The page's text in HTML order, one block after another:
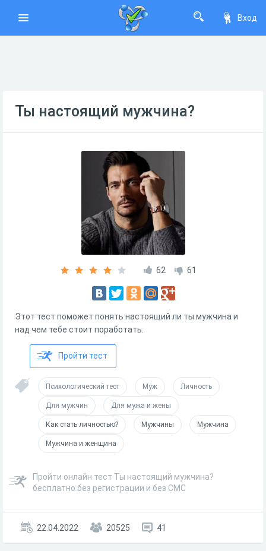
Вход
Ты настоящий мужчина?
62 61
Этот тест поможет понять настоящий ли ты мужчина и
над чем тебе стоит поработать.
Пройти тест
Психологический тест Муж Личность
Для мужчин Для мужа и жены
Как стать личностью? Мужчины Мужчина
Мужчина и женщина
Пройти онлайн тест Ты настоящий мужчина?
бесплатно без регистрации и без СМС
22.04.2022 20525 41